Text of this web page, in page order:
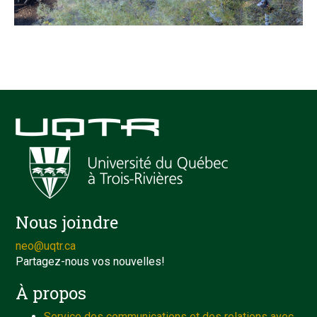
Nous joindre
neo@uqtr.ca
Partagez-nous vos nouvelles!
À propos